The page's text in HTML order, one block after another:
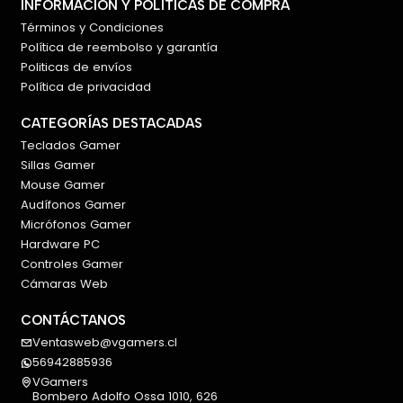
Razer Chroma.
🔌 Cable Razer Speedflex y pies de PTFE
El cable Razer Speedflex está diseñado para ofrecer
movimientos rápidos. Esto proporciona una
sensación más fluida y reduce el arrastre sobre el
escritorio o mousepad.
Sus pies fabricados en
deslizamiento suave, estable y controlado sobre
diferentes superficies.
🖐️ Diseño ergonómico para diestros
Su estructura ergonómica con reposapulgar
especialmente recomendado para usuarios que
buscan mayor soporte durante sesiones
prolongadas.
INFORMACIÓN Y POLÍTICAS DE COMPRA
Términos y Condiciones
Política de reembolso y garantía
Politicas de envíos
Política de privacidad
CATEGORÍAS DESTACADAS
Teclados Gamer
Sillas Gamer
Mouse Gamer
Audífonos Gamer
Micrófonos Gamer
Hardware PC
Controles Gamer
Cámaras Web
CONTÁCTANOS
Ventasweb@vgamers.cl
56942885936
VGamers
Bombero Adolfo Ossa 1010, 626